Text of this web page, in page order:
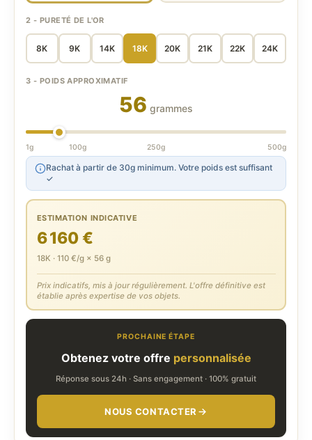
2 - PURETÉ DE L'OR
8K 9K 14K 18K 20K 21K 22K 24K
3 - POIDS APPROXIMATIF
56 grammes
1g 100g 250g 500g
Rachat à partir de 30g minimum. Votre poids est suffisant
✓
ESTIMATION INDICATIVE
6 160 €
18K · 110 €/g × 56 g
Prix indicatifs, mis à jour régulièrement. L'offre définitive est
établie après expertise de vos objets.
PROCHAINE ÉTAPE
Obtenez votre offre personnalisée
Réponse sous 24h · Sans engagement · 100% gratuit
NOUS CONTACTER